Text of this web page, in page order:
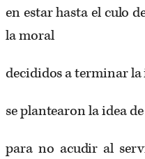
en estar hasta el culo
la moral
decididos a terminar
se plantearon la idea
para no acudir al